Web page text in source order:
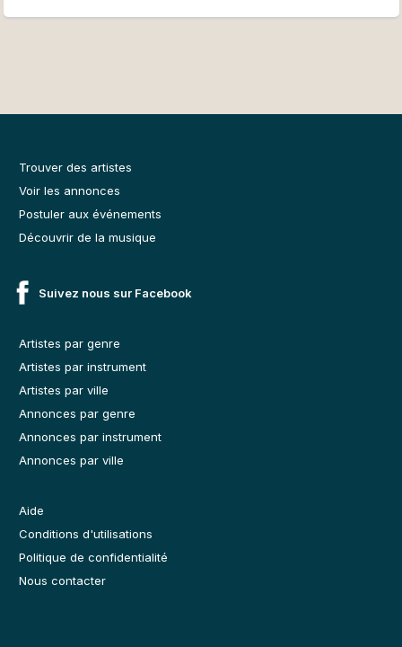
Trouver des artistes
Voir les annonces
Postuler aux événements
Découvrir de la musique
Suivez nous sur Facebook
Artistes par genre
Artistes par instrument
Artistes par ville
Annonces par genre
Annonces par instrument
Annonces par ville
Aide
Conditions d'utilisations
Politique de confidentialité
Nous contacter